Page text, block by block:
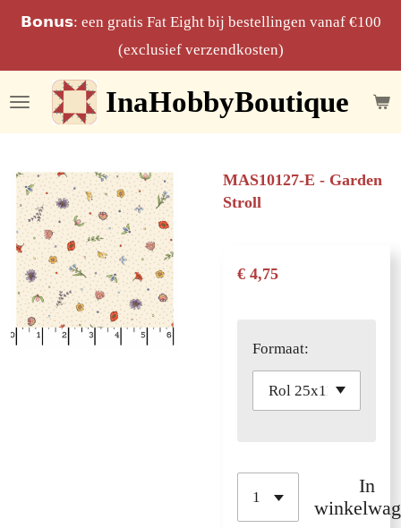
Ga
de
hoofdinhoud
InaHobbyBoutique
𝗕𝗼𝗻𝘂𝘀: een gratis Fat Eight bij bestellingen vanaf €100
(exclusief verzendkosten)
MAS10127-E - Garden
Stroll
€ 4,75
Formaat:
In